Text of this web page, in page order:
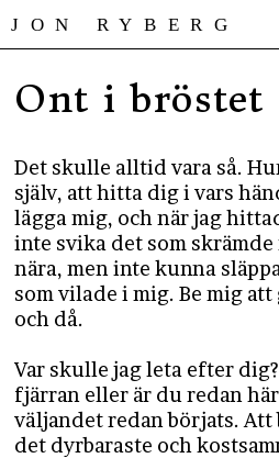
JON RYBERG
Ont i bröstet
Det skulle alltid vara så.
själv, att hitta dig i vars
lägga mig, och när jag
inte svika det som
nära, men inte kunna
som vilade i mig. Be mig
och då.
Var skulle jag leta efter
fjärran eller är du redan
väljandet redan börjats. Att
det dyrbaraste och